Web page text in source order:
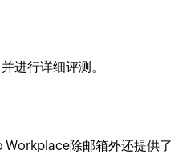
进行详细评测。
Workplace除邮箱外还提供了